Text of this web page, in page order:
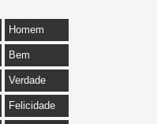
Homem
Bem
Verdade
Felicidade